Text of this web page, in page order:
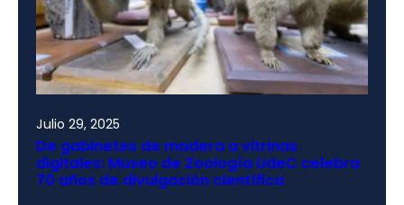
Julio 29, 2025
De gabinetes de madera a vitrinas
digitales: Museo de Zoología UdeC celebra
70 años de divulgación científica